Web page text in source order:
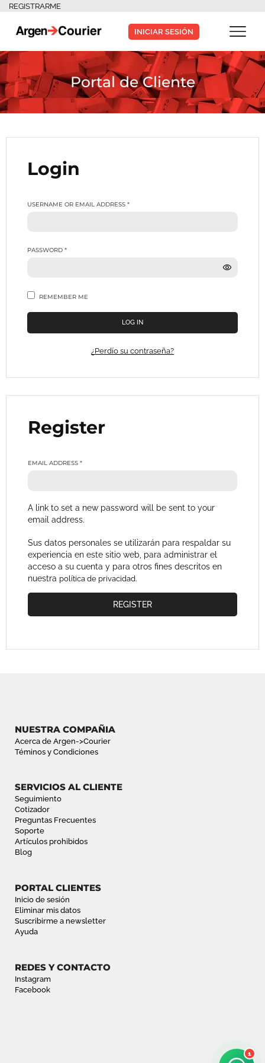
REGISTRARME
INICIAR SESIÓN
Portal de Cliente
Login
USERNAME OR EMAIL ADDRESS *
PASSWORD *
REMEMBER ME
LOG IN
¿Perdío su contraseña?
Register
EMAIL ADDRESS *
A link to set a new password will be sent to your
email address.
Sus datos personales se utilizarán para respaldar su
experiencia en este sitio web, para administrar el
acceso a su cuenta y para otros fines descritos en
nuestra política de privacidad.
REGISTER
NUESTRA COMPAÑIA
Acerca de Argen->Courier
Téminos y Condiciones
SERVICIOS AL CLIENTE
Seguimiento
Cotizador
Preguntas Frecuentes
Soporte
Artículos prohibidos
Blog
PORTAL CLIENTES
Inicio de sesión
Eliminar mis datos
Suscribirme a newsletter
Ayuda
REDES Y CONTACTO
Instagram
Facebook
1